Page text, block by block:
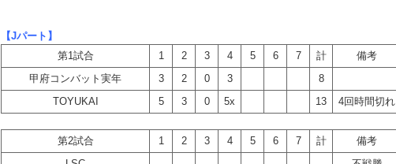
【Jパート】
第1試合
1 2 3 4 5 6 7 計
備考
甲府コンバット実年
3 2 0 3
8
TOYUKAI
5 3 0 5x 13 4回時間切れ
第2試合 1 2 3 4 5 6 7 計
備考